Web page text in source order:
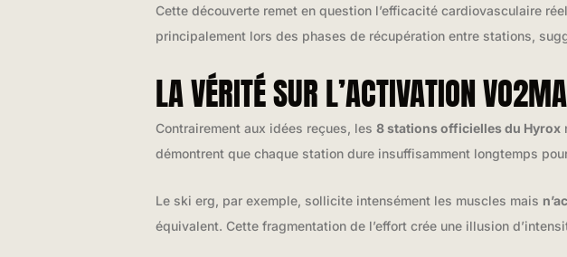
Cette découverte remet en question l’efficacité cardiovasculaire
principalement lors des phases de récupération entre stations,
LA VÉRITÉ SUR L’ACTIVATION
Contrairement aux idées reçues, les 8 stations officielles du Hyrox
démontrent que chaque station dure insuffisamment longtemps
Le ski erg, par exemple, sollicite intensément les muscles mais
équivalent. Cette fragmentation de l’effort crée une illusion